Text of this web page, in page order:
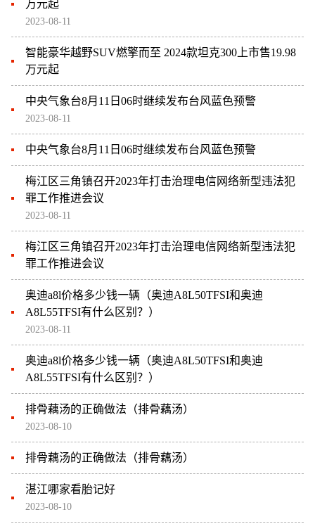
万元起
2023-08-11
智能豪华越野SUV燃擎而至 2024款坦克300上市售19.98
万元起
中央气象台8月11日06时继续发布台风蓝色预警
2023-08-11
中央气象台8月11日06时继续发布台风蓝色预警
梅江区三角镇召开2023年打击治理电信网络新型违法犯
罪工作推进会议
2023-08-11
梅江区三角镇召开2023年打击治理电信网络新型违法犯
罪工作推进会议
奥迪a8l价格多少钱一辆（奥迪A8L50TFSI和奥迪
A8L55TFSI有什么区别？）
2023-08-11
奥迪a8l价格多少钱一辆（奥迪A8L50TFSI和奥迪
A8L55TFSI有什么区别？）
排骨藕汤的正确做法（排骨藕汤）
2023-08-10
排骨藕汤的正确做法（排骨藕汤）
湛江哪家看胎记好
2023-08-10